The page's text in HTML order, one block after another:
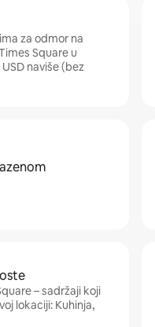
za odmor na
Square u
naviše (bez
– sadržaji koji
lokaciji: Kuhinja,